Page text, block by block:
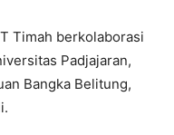
Timah berkolaborasi
Padjajaran,
Bangka Belitung,